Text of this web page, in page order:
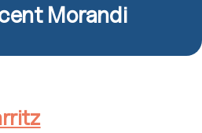
Morandi